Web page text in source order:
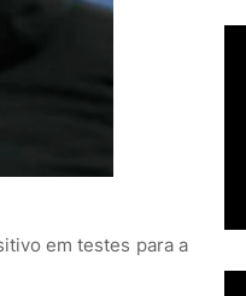
em testes para a